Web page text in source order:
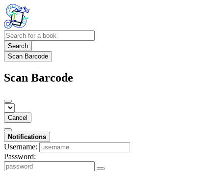
Search
Scan Barcode
Scan Barcode
Cancel
Notifications
Username:
Password: